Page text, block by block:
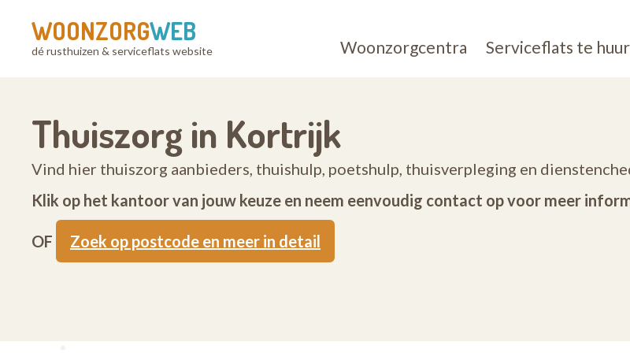
WOONZORGWEB
dé rusthuizen & serviceflats website Woonzorgcentra Serviceflats te huur
Thuiszorg in Kortrijk
Vind hier thuiszorg aanbieders, thuishulp, poetshulp, thuisverpleging en
Klik op het kantoor van jouw keuze en neem eenvoudig contact op voor meer
OF Zoek op postcode en meer in detail